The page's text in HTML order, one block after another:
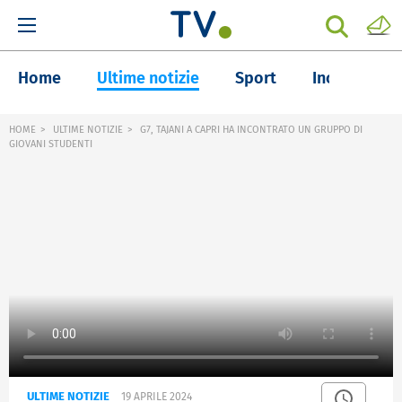
Home Ultime notizie Sport Inchieste
HOME ULTIME NOTIZIE
G7, TAJANI A CAPRI HA INCONTRATO UN GRUPPO DI
GIOVANI STUDENTI
ULTIME NOTIZIE 19 APRILE 2024